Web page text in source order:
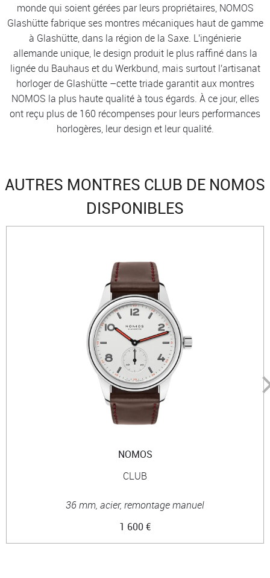
monde qui soient gérées par leurs propriétaires, NOMOS
Glashütte fabrique ses montres mécaniques haut de gamme
à Glashütte, dans la région de la Saxe. L'ingénierie
allemande unique, le design produit le plus raffiné dans la
lignée du Bauhaus et du Werkbund, mais surtout l'artisanat
horloger de Glashütte –cette triade garantit aux montres
NOMOS la plus haute qualité à tous égards. À ce jour, elles
ont reçu plus de 160 récompenses pour leurs performances
horlogères, leur design et leur qualité.
AUTRES MONTRES CLUB DE NOMOS
DISPONIBLES
NOMOS
CLUB
36 mm, acier, remontage manuel
1 600 €